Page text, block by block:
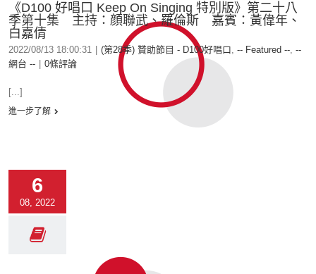
《D100 好唱口 Keep On Singing 特別版》第二十八
季第十集 主持：顔聯武、羅倫斯 嘉賓：黃偉年、
白嘉倩
2022/08/13 18:00:31 (第28季) 贊助節目 - D100好唱口, -- Featured --, --
網台 --
0條評論
[...]
進一步了解
6
08, 2022